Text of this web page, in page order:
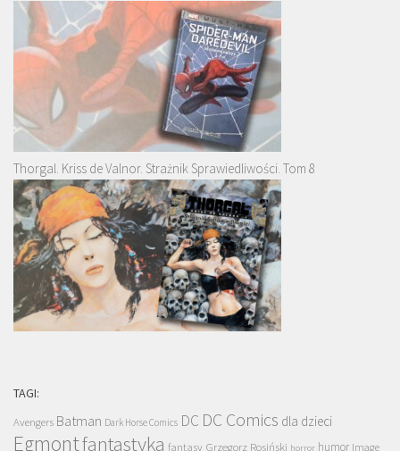
Thorgal. Kriss de Valnor. Strażnik Sprawiedliwości. Tom 8
TAGI:
Avengers Batman Dark Horse Comics DC DC Comics dla dzieci
Egmontfantastyka fantasy Grzegorz Rosiński horror humor Image